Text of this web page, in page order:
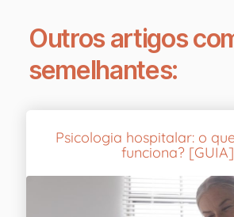
Outros artigos
semelhantes:
Psicologia hospitalar: o
funciona? [GUIA]